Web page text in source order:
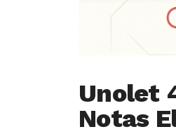
Unolet
Notas